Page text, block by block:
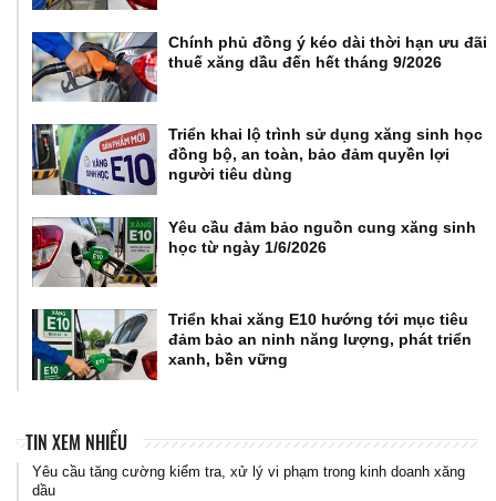
Chính phủ đồng ý kéo dài thời hạn ưu đãi
thuế xăng dầu đến hết tháng 9/2026
Triển khai lộ trình sử dụng xăng sinh học
đồng bộ, an toàn, bảo đảm quyền lợi
người tiêu dùng
Yêu cầu đảm bảo nguồn cung xăng sinh
học từ ngày 1/6/2026
Triển khai xăng E10 hướng tới mục tiêu
đảm bảo an ninh năng lượng, phát triển
xanh, bền vững
TIN XEM NHIỀU
Yêu cầu tăng cường kiểm tra, xử lý vi phạm trong kinh doanh xăng
dầu